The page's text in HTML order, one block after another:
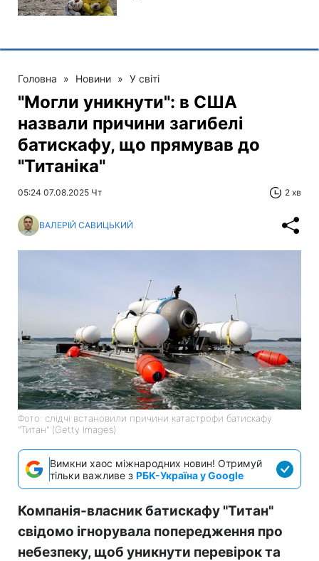
Головна » Новини » У світі
"Могли уникнути": в США
назвали причини загибелі
батискафу, що прямував до
"Титаніка"
05:24 07.08.2025 Чт 2 хв
ВАЛЕРІЙ САВИЦЬКИЙ
Фото: слідчі встановили причини катастрофи батискафу
"Титан" (Getty Images)
Вимкни хаос міжнародних новин! Отримуй
тільки важливе з РБК-Україна у Google
Компанія-власник батискафу "Титан"
свідомо ігнорувала попередження про
небезпеку, щоб уникнути перевірок та